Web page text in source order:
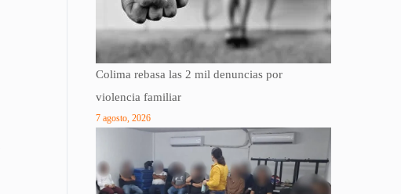
Colima rebasa las 2 mil denuncias por
violencia familiar
7 agosto, 2026